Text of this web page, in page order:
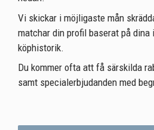
Vi skickar i möjligaste mån
matchar din profil baserat på dina
köphistorik.
Du kommer ofta att få särskilda
samt specialerbjudanden med